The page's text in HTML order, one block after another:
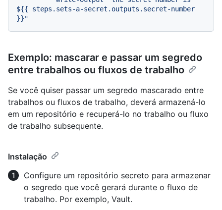
${{ steps.sets-a-secret.outputs.secret-number
Exemplo: mascarar e passar um segredo
entre trabalhos ou fluxos de trabalho
Se você quiser passar um segredo mascarado entre
trabalhos ou fluxos de trabalho, deverá armazená-lo
em um repositório e recuperá-lo no trabalho ou fluxo
de trabalho subsequente.
Instalação
Configure um repositório secreto para armazenar
o segredo que você gerará durante o fluxo de
trabalho. Por exemplo, Vault.